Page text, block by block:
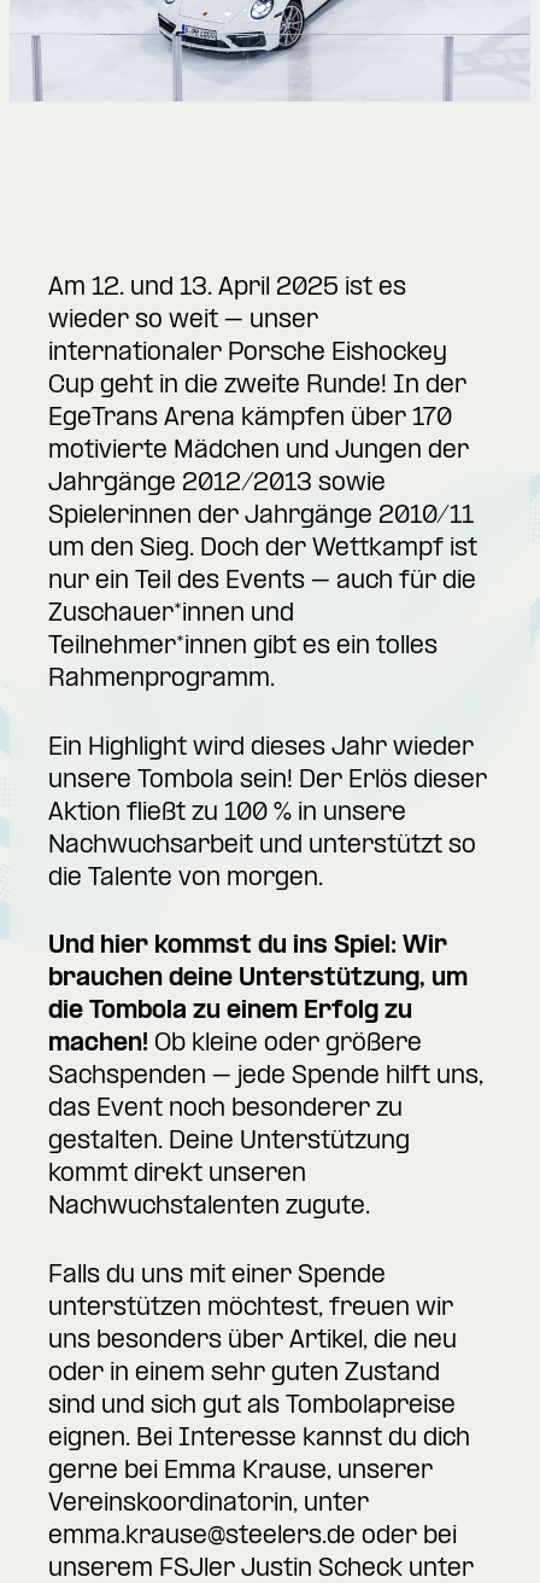
Am 12. und 13. April 2025 ist es
wieder so weit – unser
internationaler Porsche Eishockey
Cup geht in die zweite Runde! In der
EgeTrans Arena kämpfen über 170
motivierte Mädchen und Jungen der
Jahrgänge 2012/2013 sowie
Spielerinnen der Jahrgänge 2010/11
um den Sieg. Doch der Wettkampf ist
nur ein Teil des Events – auch für die
Zuschauer*innen und
Teilnehmer*innen gibt es ein tolles
Rahmenprogramm.
Ein Highlight wird dieses Jahr wieder
unsere Tombola sein! Der Erlös dieser
Aktion fließt zu 100 % in unsere
Nachwuchsarbeit und unterstützt so
die Talente von morgen.
Und hier kommst du ins Spiel: Wir
brauchen deine Unterstützung, um
die Tombola zu einem Erfolg zu
machen! Ob kleine oder größere
Sachspenden – jede Spende hilft uns,
das Event noch besonderer zu
gestalten. Deine Unterstützung
kommt direkt unseren
Nachwuchstalenten zugute.
Falls du uns mit einer Spende
unterstützen möchtest, freuen wir
uns besonders über Artikel, die neu
oder in einem sehr guten Zustand
sind und sich gut als Tombolapreise
eignen. Bei Interesse kannst du dich
gerne bei Emma Krause, unserer
Vereinskoordinatorin, unter
emma.krause@steelers.de oder bei
unserem FSJler Justin Scheck unter